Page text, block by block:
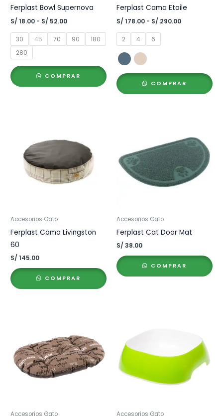
Ferplast Bowl Supernova
S/ 18.00 - S/ 52.00Rango
precios:
desde
S/ 52.00
30 45 70 90
180
280
COMPRAR
Ferplast Cama Etoile
S/ 178.00 - S/ 290.00Rango
2 4 6
COMPRAR
Accesorios Gato
Ferplast Cama Livingston
60
S/ 145.00
COMPRAR
Accesorios Gato
Ferplast Cat Door Mat
S/ 38.00
COMPRAR
Accesorios Gato Accesorios Gato